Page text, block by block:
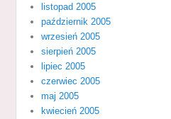
listopad 2005
październik 2005
wrzesień 2005
sierpień 2005
lipiec 2005
czerwiec 2005
maj 2005
kwiecień 2005